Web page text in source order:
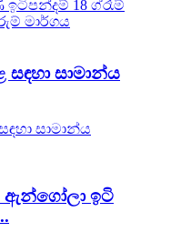
සාමාන්ය
ඇන්ගෝලා ඉටි